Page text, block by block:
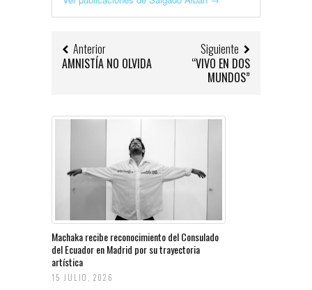
Anterior
AMNISTÍA NO OLVIDA
Siguiente
“VIVO EN DOS
MUNDOS”
Machaka recibe reconocimiento del Consulado
del Ecuador en Madrid por su trayectoria
artística
15 JULIO, 2026